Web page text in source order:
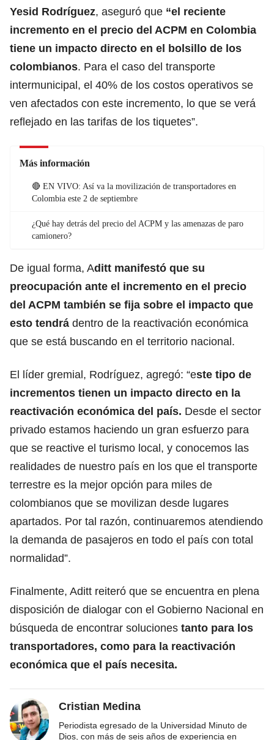
Yesid Rodríguez, aseguró que “el reciente
incremento en el precio del ACPM en Colombia
tiene un impacto directo en el bolsillo de los
colombianos. Para el caso del transporte
intermunicipal, el 40% de los costos operativos se
ven afectados con este incremento, lo que se verá
reflejado en las tarifas de los tiquetes”.
Más información
🔴 EN VIVO: Así va la movilización de transportadores en
Colombia este 2 de septiembre
¿Qué hay detrás del precio del ACPM y las amenazas de paro
camionero?
De igual forma, Aditt manifestó que su
preocupación ante el incremento en el precio
del ACPM también se fija sobre el impacto que
esto tendrá dentro de la reactivación económica
que se está buscando en el territorio nacional.
El líder gremial, Rodríguez, agregó: “este tipo de
incrementos tienen un impacto directo en la
reactivación económica del país. Desde el sector
privado estamos haciendo un gran esfuerzo para
que se reactive el turismo local, y conocemos las
realidades de nuestro país en los que el transporte
terrestre es la mejor opción para miles de
colombianos que se movilizan desde lugares
apartados. Por tal razón, continuaremos atendiendo
la demanda de pasajeros en todo el país con total
normalidad”.
Finalmente, Aditt reiteró que se encuentra en plena
disposición de dialogar con el Gobierno Nacional en
búsqueda de encontrar soluciones tanto para los
transportadores, como para la reactivación
económica que el país necesita.
Cristian Medina
Periodista egresado de la Universidad Minuto de
Dios, con más de seis años de experiencia en